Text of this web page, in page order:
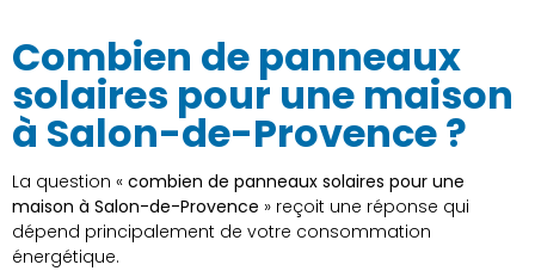
Combien de panneaux
solaires pour une maison
à Salon-de-Provence ?
La question « combien de panneaux solaires pour une
maison à Salon-de-Provence » reçoit une réponse qui
dépend principalement de votre consommation
énergétique.